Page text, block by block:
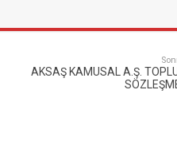
AKSAŞ KAMUSAL A.Ş.